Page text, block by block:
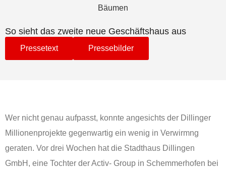
So sieht das zweite neue Geschäftshaus aus
Pressetext Pressebilder
Wer nicht genau aufpasst, konnte angesichts der Dillinger
Millionenprojekte gegenwartig ein wenig in Verwirmng
geraten. Vor drei Wochen hat die Stadthaus Dillingen
GmbH, eine Tochter der Activ- Group in Schemmerhofen bei